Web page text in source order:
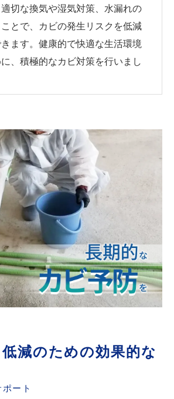
切な換気や湿気対策、水漏れの
とで、カビの発生リスクを低減
ます。健康的で快適な生活環境
、積極的なカビ対策を行いまし
減のための効果的な
ート